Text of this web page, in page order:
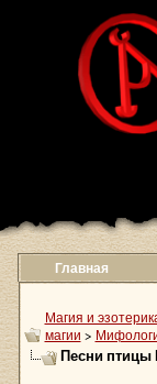
Главная
Магия и
магии >
Песни птицы